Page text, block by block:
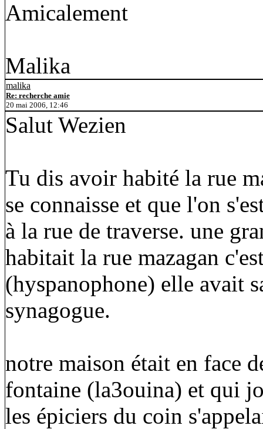
Amicalement
Malika
malika
Re: recherche amie
20 mai 2006, 12:46
Salut Wezien
Tu dis avoir habité la rue
se connaisse et que l'on
à la rue de traverse. une
habitait la rue mazagan
(hyspanophone) elle avait
synagogue.
notre maison était en face
fontaine (la3ouina) et qui
les épiciers du coin